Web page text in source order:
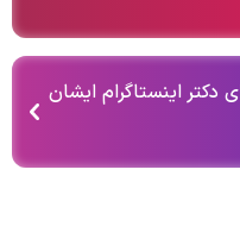
دکتر اینستاگرام ایشان